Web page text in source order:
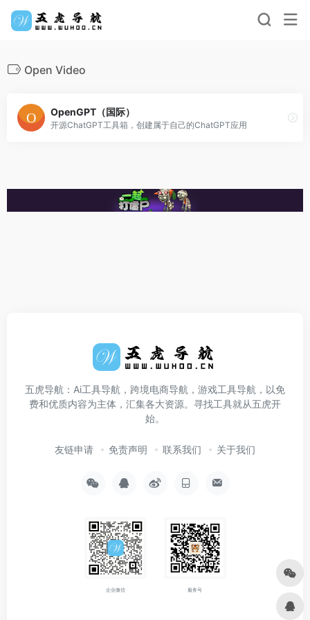
Open Video
OpenGPT（国际）
开源ChatGPT工具箱，创建属于自己的ChatGPT应用
五虎导航：Ai工具导航，跨境电商导航，游戏工具导航，以免
费和优质内容为主体，汇集各大资源。寻找工具就从五虎开
始。
友链申请 免责声明 联系我们 关于我们
企业微信 服务号